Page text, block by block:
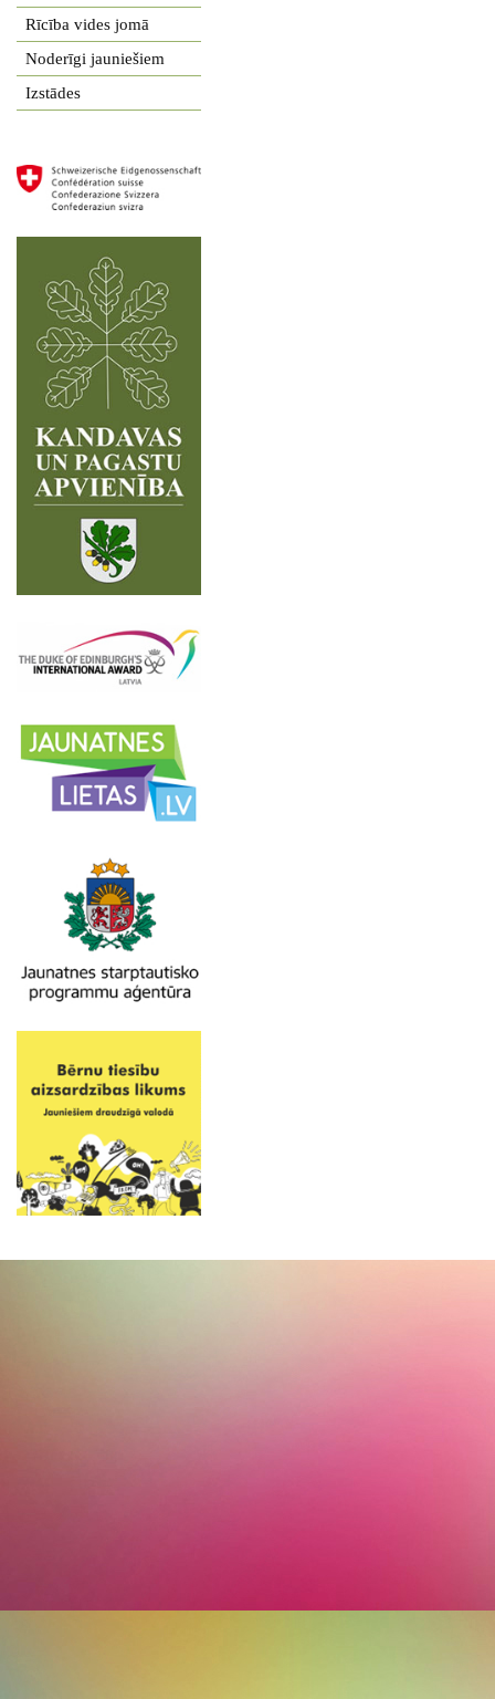
Rīcība vides jomā
Noderīgi jauniešiem
Izstādes